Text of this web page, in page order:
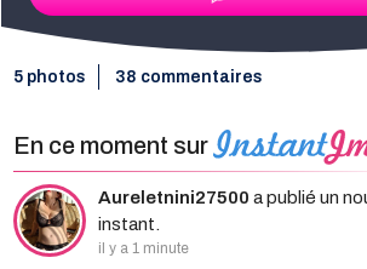
5 photos 38 commentaires
En ce moment sur
Aureletnini27500 a publié un
instant.
il y a 1 minute